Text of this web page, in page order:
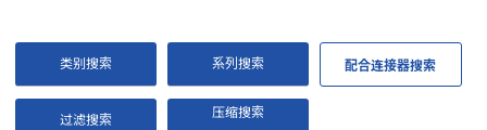
类别搜索 系列搜索 配合连接器搜索
过滤搜索 压缩搜索